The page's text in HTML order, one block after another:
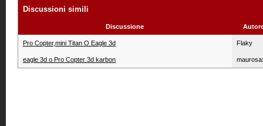
Discussioni simili
Discussione
Pro Copter,mini Titan O Eagle 3d Flaky
eagle 3d o Pro Copter 3d karbon